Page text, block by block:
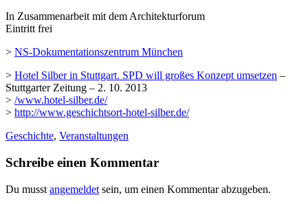
In Zusammenarbeit mit dem Architekturforum
Eintritt frei
> NS-Dokumentationszentrum München
> Hotel Silber in Stuttgart. SPD will großes Konzept umsetzen –
Stuttgarter Zeitung – 2. 10. 2013
> /www.hotel-silber.de/
> http://www.geschichtsort-hotel-silber.de/
Geschichte, Veranstaltungen
Schreibe einen Kommentar
Du musst angemeldet sein, um einen Kommentar abzugeben.